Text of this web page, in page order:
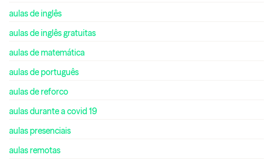
aulas de inglês
aulas de inglês gratuitas
aulas de matemática
aulas de português
aulas de reforco
aulas durante a covid 19
aulas presenciais
aulas remotas